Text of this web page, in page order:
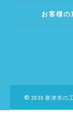
お客様の
© 2026 唐津市の工